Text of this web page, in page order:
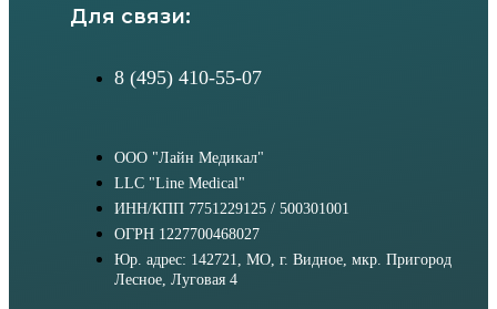
Для связи:
8 (495) 410-55-07
ООО "Лайн Медикал"
LLC "Line Medical"
ИНН/КПП 7751229125 / 500301001
ОГРН 1227700468027
Юр. адрес: 142721, МО, г. Видное, мкр. Пригород
Лесное, Луговая 4